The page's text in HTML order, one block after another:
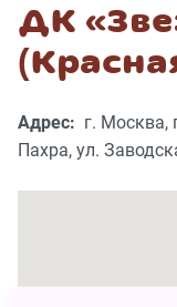
ДК
Адрес: г. Москва,
Пахра, ул.